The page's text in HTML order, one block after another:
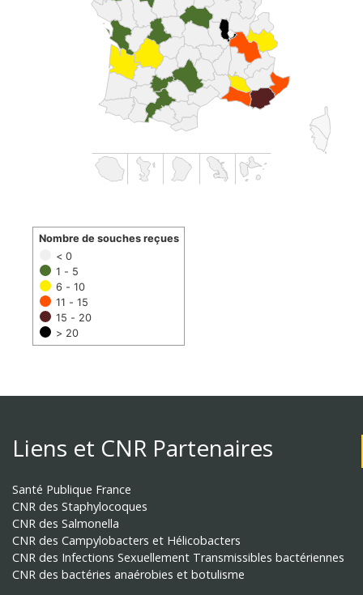
< 0
1 - 5
6 - 10
11 - 15
15 - 20
> 20
Nombre de souches reçues
Liens et CNR Partenaires
Santé Publique France
CNR des Staphylocoques
CNR des Salmonella
CNR des Campylobacters et Hélicobacters
CNR des Infections Sexuellement Transmissibles bactériennes
CNR des bactéries anaérobies et botulisme